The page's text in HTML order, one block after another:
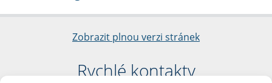
Zobrazit plnou verzi stránek
Rychlé kontakty